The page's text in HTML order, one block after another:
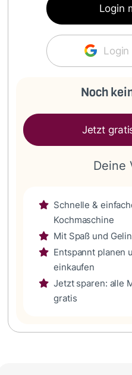
Login
Login
Noch
Jetzt
Deine
Schnelle &
Kochmaschine
Mit Spaß und
Entspannt planen
einkaufen
Jetzt sparen: alle
gratis